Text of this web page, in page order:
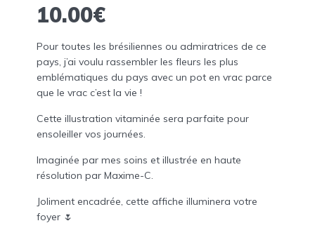
10.00€
Pour toutes les brésiliennes ou admiratrices de ce
pays, j’ai voulu rassembler les fleurs les plus
emblématiques du pays avec un pot en vrac parce
que le vrac c’est la vie !
Cette illustration vitaminée sera parfaite pour
ensoleiller vos journées.
Imaginée par mes soins et illustrée en haute
résolution par Maxime-C.
Joliment encadrée, cette affiche illuminera votre
foyer 🌷